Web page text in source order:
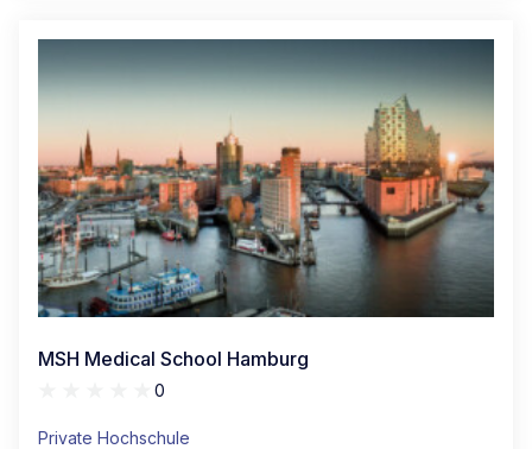
MSH Medical School Hamburg
0
Private Hochschule